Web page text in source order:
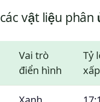
vật liệu phân
Vai trò
điển hình
Tỷ